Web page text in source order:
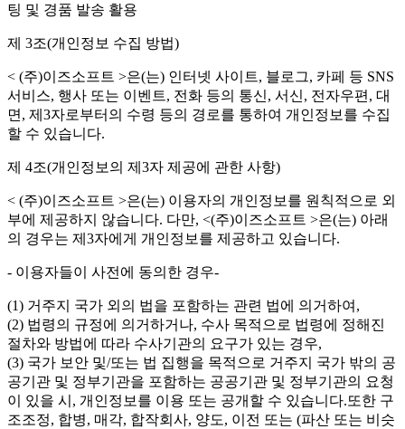
팅 및 경품 발송 활용
제 3조(개인정보 수집 방법)
< (주)이즈소프트 >은(는) 인터넷 사이트, 블로그, 카페 등 SNS
서비스, 행사 또는 이벤트, 전화 등의 통신, 서신, 전자우편, 대
면, 제3자로부터의 수령 등의 경로를 통하여 개인정보를 수집
할 수 있습니다.
제 4조(개인정보의 제3자 제공에 관한 사항)
< (주)이즈소프트 >은(는) 이용자의 개인정보를 원칙적으로 외
부에 제공하지 않습니다. 다만, <(주)이즈소프트 >은(는) 아래
의 경우는 제3자에게 개인정보를 제공하고 있습니다.
- 이용자들이 사전에 동의한 경우-
(1) 거주지 국가 외의 법을 포함하는 관련 법에 의거하여,
(2) 법령의 규정에 의거하거나, 수사 목적으로 법령에 정해진
절차와 방법에 따라 수사기관의 요구가 있는 경우,
(3) 국가 보안 및/또는 법 집행을 목적으로 거주지 국가 밖의 공
공기관 및 정부기관을 포함하는 공공기관 및 정부기관의 요청
이 있을 시, 개인정보를 이용 또는 공개할 수 있습니다.또한 구
조조정, 합병, 매각, 합작회사, 양도, 이전 또는 (파산 또는 비슷